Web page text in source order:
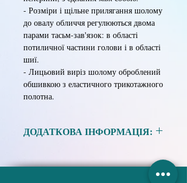
- Розміри і щільне прилягання шолому
до овалу обличчя регулюються двома
парами тасьм-зав'язок: в області
потиличної частини голови і в області
шиї.
- Лицьовий виріз шолому оброблений
обшивкою з еластичного трикотажного
полотна.
ДОДАТКОВА ІНФОРМАЦІЯ:
ALK, білий.